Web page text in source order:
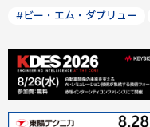
#ビー・エム・ダブリュー